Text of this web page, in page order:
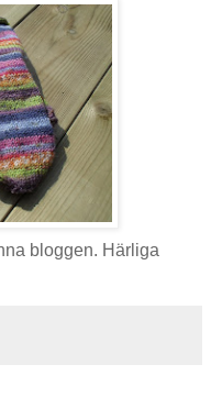
bloggen. Härliga